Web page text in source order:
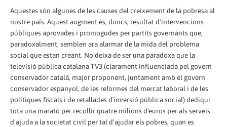
Aquestes són algunes de les causes del creixement de la pobresa al
nostre país. Aquest augment és, doncs, resultat d'intervencions
públiques aprovades i promogudes per partits governants que,
paradoxalment, semblen ara alarmar de la mida del problema
social que estan creant. No deixa de ser una paradoxa que la
televisió pública catalana TV3 (clarament influenciada pel govern
conservador català, major proponent, juntament amb el govern
conservador espanyol, de les reformes del mercat laboral i de les
polítiques fiscals i de retallades d´inversió pública social) dediqui
tota una marató per recollir quatre milions d'euros per als serveis
d'ajuda a la societat civil per tal d'ajudar els pobres, quan es